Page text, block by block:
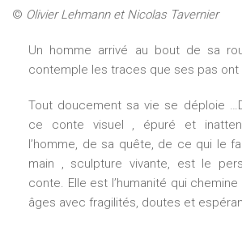
© Olivier Lehmann et Nicolas Tavernier
Un homme arrivé au bout de sa
contemple les traces que ses pas ont
Tout doucement sa vie se déploie
ce conte visuel , épuré et
l’homme, de sa quête, de ce qui le
main , sculpture vivante, est le
conte. Elle est l’humanité qui
âges avec fragilités, doutes et